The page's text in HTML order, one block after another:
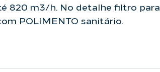
820 m3/h. No detalhe filtro para
POLIMENTO sanitário.